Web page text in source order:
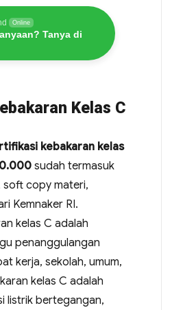
Online
Tanya di
Kelas C
kebakaran kelas
sudah termasuk
soft copy materi,
Kemnaker RI.
kelas C adalah
penanggulangan
kerja, sekolah, umum,
kelas C adalah
listrik bertegangan,